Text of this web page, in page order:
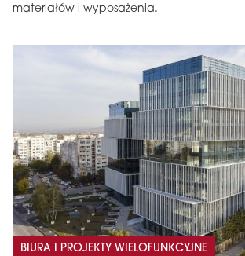
materiałów i wyposażenia.
BIURA I PROJEKTY WIELOFUNKCYJNE